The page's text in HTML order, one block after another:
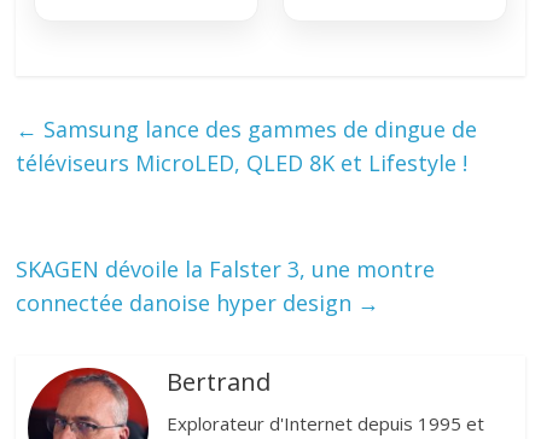
← Samsung lance des gammes de dingue de
téléviseurs MicroLED, QLED 8K et Lifestyle !
SKAGEN dévoile la Falster 3, une montre
connectée danoise hyper design →
Bertrand
Explorateur d'Internet depuis 1995 et